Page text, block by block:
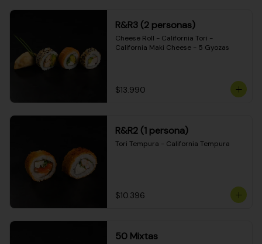
R&R3 (2 personas)
Cheese Roll - California Tori -
California Maki Cheese - 5 Gyozas
$13.990
R&R2 (1 persona)
Tori Tempura - California Tempura
$10.396
50 Mixtas